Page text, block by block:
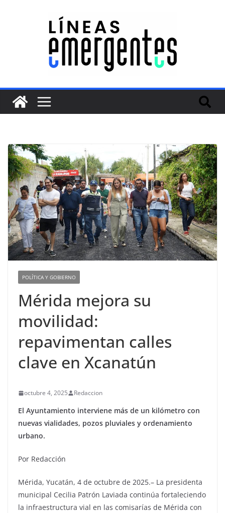
POLÍTICA Y GOBIERNO
Mérida mejora su
movilidad:
repavimentan calles
clave en Xcanatún
octubre 4, 2025 Redaccion
El Ayuntamiento interviene más de un kilómetro con
nuevas vialidades, pozos pluviales y ordenamiento
urbano.
Por Redacción
Mérida, Yucatán, 4 de octubre de 2025.– La presidenta
municipal Cecilia Patrón Laviada continúa fortaleciendo
la infraestructura vial en las comisarías de Mérida con